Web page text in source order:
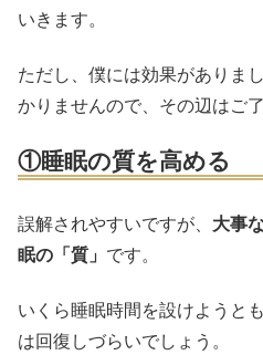
いきます。
ただし、僕には効果がありま
かりませんので、その辺はご
①睡眠の質を高める
誤解されやすいですが、 大事
眠の「質」 です。
いくら睡眠時間を設けようと
は回復しづらいでしょう。